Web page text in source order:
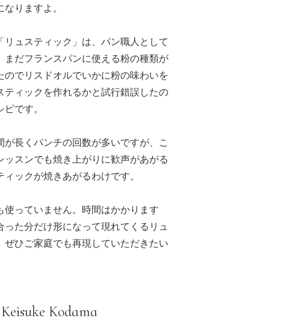
りますよ。
リュスティック」は、パン職人として
まだフランスパンに使える粉の種類が
のでリスドオルでいかに粉の味わいを
ティックを作れるかと試行錯誤したの
です。
が長くパンチの回数が多いですが、こ
ッスンでも焼き上がりに歓声があがる
ィックが焼きあがるわけです。
使っていません。時間はかかります
った分だけ形になって現れてくるリュ
ぜひご家庭でも再現していただきたい
Kodama
✖